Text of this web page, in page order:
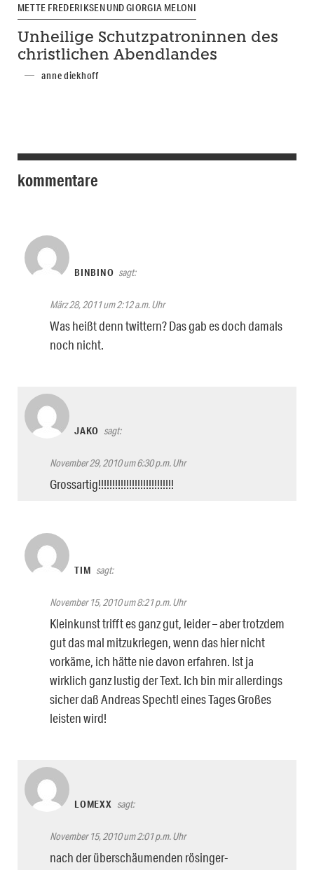
METTE FREDERIKSEN UND GIORGIA MELONI
Unheilige Schutzpatroninnen des
christlichen Abendlandes
anne diekhoff
kommentare
BINBINO sagt:
März 28, 2011 um 2:12 a.m. Uhr
Was heißt denn twittern? Das gab es doch damals
noch nicht.
JAKO sagt:
November 29, 2010 um 6:30 p.m. Uhr
Grossartig!!!!!!!!!!!!!!!!!!!!!!!!!!!
TIM sagt:
November 15, 2010 um 8:21 p.m. Uhr
Kleinkunst trifft es ganz gut, leider – aber trotzdem
gut das mal mitzukriegen, wenn das hier nicht
vorkäme, ich hätte nie davon erfahren. Ist ja
wirklich ganz lustig der Text. Ich bin mir allerdings
sicher daß Andreas Spechtl eines Tages Großes
leisten wird!
LOMEXX sagt:
November 15, 2010 um 2:01 p.m. Uhr
nach der überschäumenden rösinger-